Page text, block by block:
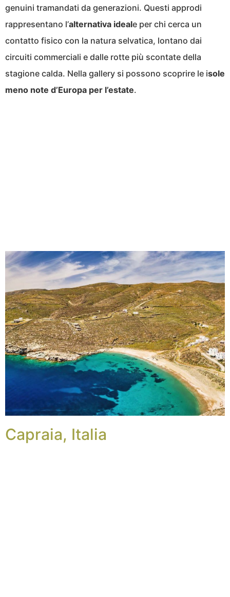
genuini tramandati da generazioni. Questi approdi
rappresentano l’alternativa ideale per chi cerca un
contatto fisico con la natura selvatica, lontano dai
circuiti commerciali e dalle rotte più scontate della
stagione calda. Nella gallery si possono scoprire le isole
meno note d’Europa per l’estate.
Capraia, Italia